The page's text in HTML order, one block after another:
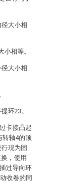
大小相
相等。
大小相
环23。
卡接凸起
转轴4的顶
现为固
，使用
过导向环
收卷的同